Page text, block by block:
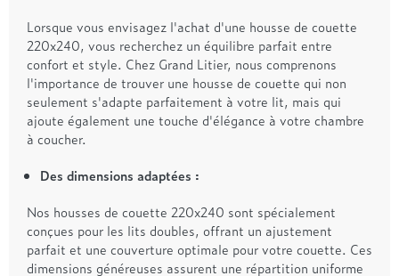
Lorsque vous envisagez l'achat d'une housse de couette
220x240, vous recherchez un équilibre parfait entre
confort et style. Chez Grand Litier, nous comprenons
l'importance de trouver une housse de couette qui non
seulement s'adapte parfaitement à votre lit, mais qui
ajoute également une touche d'élégance à votre chambre
à coucher.
Des dimensions adaptées :
Nos housses de couette 220x240 sont spécialement
conçues pour les lits doubles, offrant un ajustement
parfait et une couverture optimale pour votre couette. Ces
dimensions généreuses assurent une répartition uniforme